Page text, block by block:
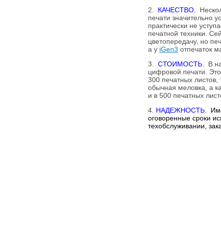
2. КАЧЕСТВО.
печати значительно
практически не
печатной техники.
цветопередачу, но
а у iGen3 отпечаток
3. СТОИМОСТЬ.
В
цифровой печати.
300 печатных
обычная меловка, а
и в 500 печатных
4. НАДЕЖНОСТЬ.
оговоренные сроки
техобслуживании,